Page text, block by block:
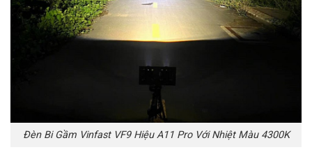
Đèn Bi Gầm Vinfast VF9 Hiệu A11 Pro Với Nhiệt Màu 4300K